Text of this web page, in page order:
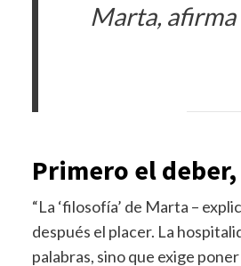
Marta,
Primero el
“La ‘filosofía’ de Marta –
después el placer. La
palabras, sino que exige